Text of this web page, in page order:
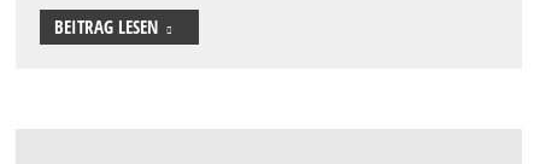
BEITRAG LESEN